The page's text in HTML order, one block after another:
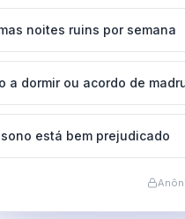
noites ruins por semana
a dormir ou acordo de
está bem prejudicado